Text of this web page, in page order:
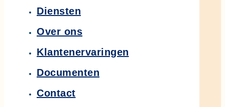
Diensten
Over ons
Klantenervaringen
Documenten
Contact